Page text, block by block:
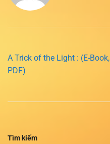
A Trick of the Light : (E-Book,
PDF)
Tìm kiếm